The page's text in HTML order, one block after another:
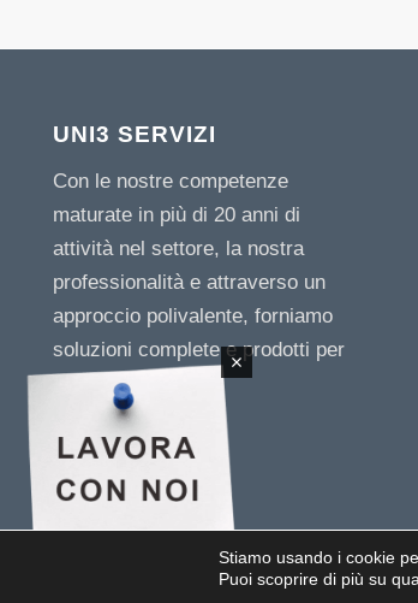
UNI3 SERVIZI
Con le nostre competenze
maturate in più di 20 anni di
attività nel settore, la nostra
professionalità e attraverso un
approccio polivalente, forniamo
soluzioni complete e prodotti per
le imprese.
© 2019 UNI 3 SERVIZI SRL -Via L. Da Vinci, 89/B z.i. 35010
Stiamo usando i cookie
Puoi scoprire di più su